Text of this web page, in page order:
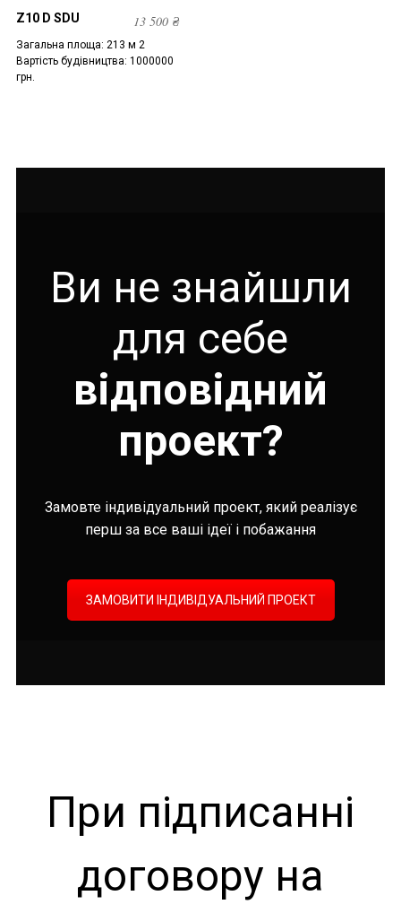
Z10 D SDU 13 500₴
Загальна площа: 213 м 2
Вартість будівництва: 1000000
грн.
Ви не знайшли
для себе
відповідний
проект?
Замовте індивідуальний проект, який реалізує
перш за все ваші ідеї і побажання
ЗАМОВИТИ ІНДИВІДУАЛЬНИЙ ПРОЕКТ
При підписанні
договору на